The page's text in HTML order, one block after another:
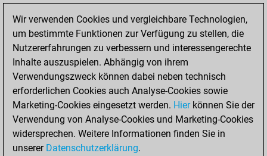
Dienstag,
Februar 2, 2021
You created
your Fritz account
Fritz
You
played 1 bullet
games
Play
Wir verwenden Cookies und vergleichbare Technologien,
um bestimmte Funktionen zur Verfügung zu stellen, die
Nutzererfahrungen zu verbessern und interessengerechte
Inhalte auszuspielen. Abhängig von ihrem
Verwendungszweck können dabei neben technisch
erforderlichen Cookies auch Analyse-Cookies sowie
Marketing-Cookies eingesetzt werden. Hierkönnen Sie der
Verwendung von Analyse-Cookies und Marketing-Cookies
widersprechen. Weitere Informationen finden Sie in
unserer Datenschutzerklärung.